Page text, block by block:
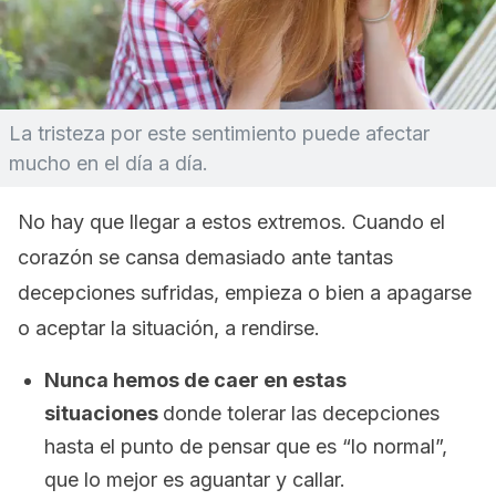
La tristeza por este sentimiento puede afectar
mucho en el día a día.
No hay que llegar a estos extremos. Cuando el
corazón se cansa demasiado ante tantas
decepciones sufridas, empieza o bien a apagarse
o aceptar la situación, a rendirse.
Nunca hemos de caer en estas
situaciones donde tolerar las decepciones
hasta el punto de pensar que es “lo normal”,
que lo mejor es aguantar y callar.